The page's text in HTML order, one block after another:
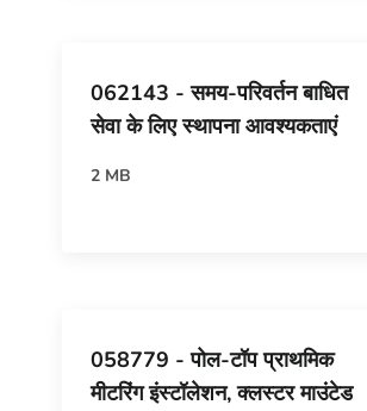
062143 - समय-परिवर्तन बाधित
सेवा के लिए स्थापना आवश्यकताएं
2 MB
058779 - पोल-टॉप प्राथमिक
मीटरिंग इंस्टॉलेशन, क्लस्टर माउंटेड